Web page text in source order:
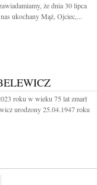
że dnia 30 lipca
ukochany Mąż, Ojciec,...
roku w wieku 75 lat zmarł
urodzony 25.04.1947 roku